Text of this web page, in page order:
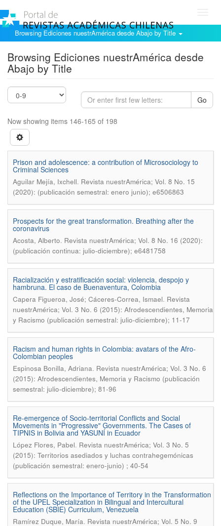
Browsing Ediciones nuestrAmérica desde Abajo by Title
Browsing Ediciones nuestrAmérica desde
Abajo by Title
Go
Now showing items 146-165 of 198
Prison and adolescence: a contribution of Microsociology to
Criminal Sciences
Aguilar Mejía, Ixchell. Revista nuestrAmérica; Vol. 8 No. 15
(2020): (publicación semestral: enero junio); e6506863
Prospects for the great transformation. Breathing after the
coronavirus
Acosta, Alberto. Revista nuestrAmérica; Vol. 8 No. 16 (2020):
(publicación continua: julio-diciembre); e6481758
Racialización y estratificación social: violencia, despojo y
hambruna. El caso de Buenaventura, Colombia
Capera Figueroa, José; Cáceres-Correa, Ismael. Revista
nuestrAmérica; Vol. 3 No. 6 (2015): Afrodescendientes, Memoria
y Racismo (publicación semestral: julio-diciembre); 11-17
Racism and human rights in Colombia: avatars of the Afro-
Colombian peoples
Espinosa Bonilla, Adriana. Revista nuestrAmérica; Vol. 3 No. 6
(2015): Afrodescendientes, Memoria y Racismo (publicación
semestral: julio-diciembre); 81-96
Re-emergence of Socio-territorial Conflicts and Social
Movements in "Progressive" Governments. The Cases of
TIPNIS in Bolivia and YASUNÍ in Ecuador
López Flores, Pabel. Revista nuestrAmérica; Vol. 3 No. 5
(2015): Territorios asediados y luchas contrahegemónicas
(publicación semestral: enero-junio) ; 40-54
Reflections on the Importance of Territory in the Transformation
of the UPEL Specialization in Bilingual and Intercultural
Education (SBIE) Curriculum, Venezuela
Ramírez Duque, María. Revista nuestrAmérica; Vol. 5 No. 9